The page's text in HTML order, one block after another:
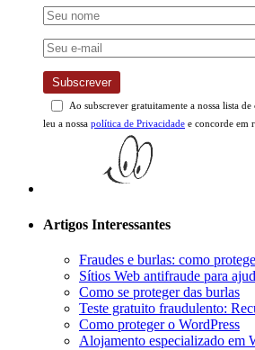
Subscrever
Ao subscrever gratuitamente a nossa lista
leu a nossa política de Privacidade e concorde em
Artigos Interessantes
Fraudes e burlas: como
Sítios Web antifraude para
Como se proteger das burlas
Teste gratuito fraudulento:
Como proteger o WordPress
Alojamento especializado em